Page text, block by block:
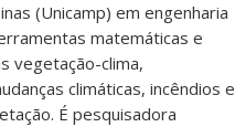
(Unicamp) em engenharia
matemáticas e
vegetação-clima,
climáticas, incêndios e
É pesquisadora